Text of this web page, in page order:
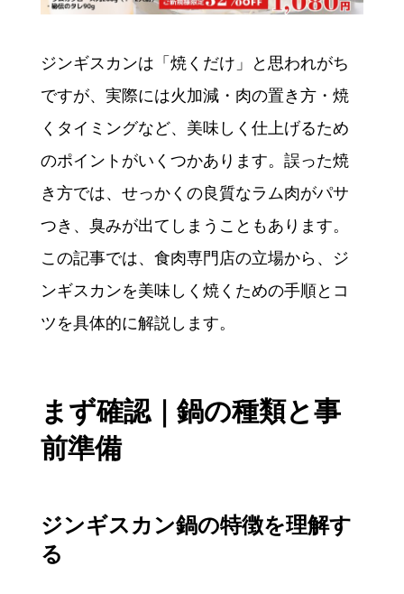
ジンギスカンは「焼くだけ」と思われがち
ですが、実際には火加減・肉の置き方・焼
くタイミングなど、美味しく仕上げるため
のポイントがいくつかあります。誤った焼
き方では、せっかくの良質なラム肉がパサ
つき、臭みが出てしまうこともあります。
この記事では、食肉専門店の立場から、ジ
ンギスカンを美味しく焼くための手順とコ
ツを具体的に解説します。
まず確認｜鍋の種類と事
前準備
ジンギスカン鍋の特徴を理解す
る